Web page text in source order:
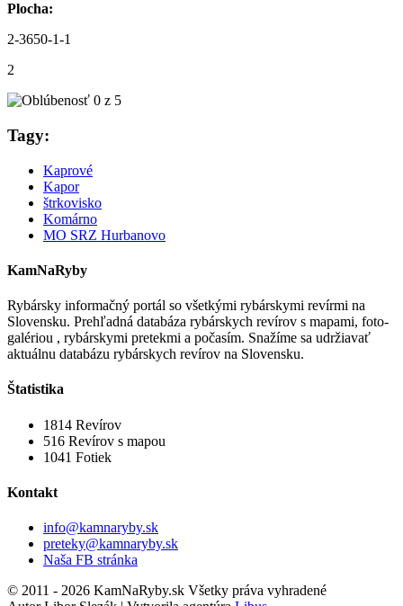
Plocha:
2-3650-1-1
2
Tagy:
Kaprové
Kapor
štrkovisko
Komárno
MO SRZ Hurbanovo
KamNaRyby
Rybársky informačný portál so všetkými rybárskymi revírmi na
Slovensku. Prehľadná databáza rybárskych revírov s mapami, foto-
galériou , rybárskymi pretekmi a počasím. Snažíme sa udržiavať
aktuálnu databázu rybárskych revírov na Slovensku.
Štatistika
1814 Revírov
516 Revírov s mapou
1041 Fotiek
Kontakt
info@kamnaryby.sk
preteky@kamnaryby.sk
Naša FB stránka
© 2011 - 2026 KamNaRyby.sk Všetky práva vyhradené